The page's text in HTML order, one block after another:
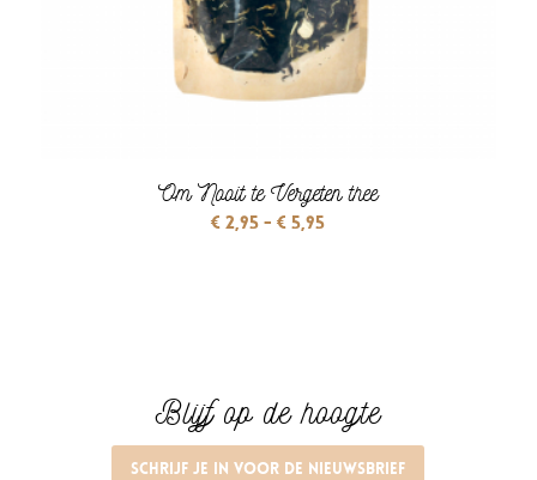
Om Nooit te Vergeten thee
€ 2,95 - € 5,95Prijsklasse:
Blijf op de hoogte
Schrijf je in voor de nieuwsbrief